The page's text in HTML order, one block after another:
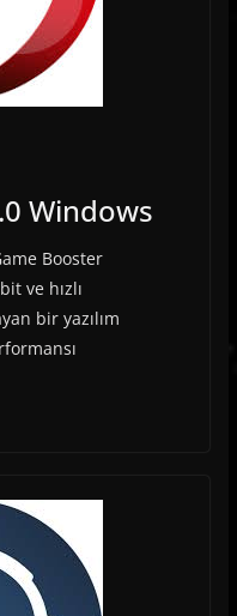
Windows
Booster
ve hızlı
bir yazılım